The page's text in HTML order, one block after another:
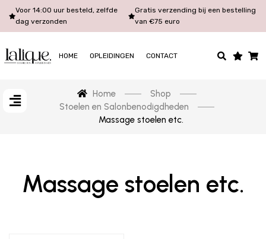
Voor 14:00 uur besteld, zelfde
dag verzonden
Gratis verzending bij een bestelling
van €75 euro
HOME OPLEIDINGEN CONTACT
Home
Shop
Stoelen en Salonbenodigdheden
Massage stoelen etc.
Massage stoelen etc.